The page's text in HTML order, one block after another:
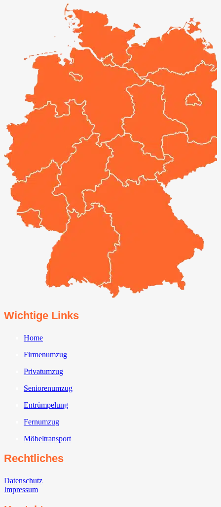
Wichtige Links
Home
Firmenumzug
Privatumzug
Seniorenumzug
Entrümpelung
Fernumzug
Möbeltransport
Rechtliches
Datenschutz
Impressum